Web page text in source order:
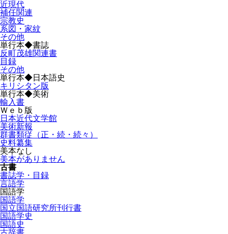
近現代
補任関連
宗教史
系図・家紋
その他
単行本◆書誌
反町茂雄関連書
目録
その他
単行本◆日本語史
キリシタン版
単行本◆美術
輸入書
Ｗｅｂ版
日本近代文学館
美術新報
群書類従（正・続・続々）
史料纂集
美本なし
美本がありません
古書
書誌学・目録
言語学
国語学
国語学
国立国語研究所刊行書
国語学史
国語史
古辞書